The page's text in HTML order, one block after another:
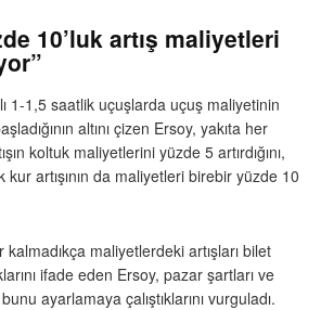
10’luk artış maliyetleri
1-1,5 saatlik uçuşlarda uçuş maliyetinin
altını çizen Ersoy, yakıta her
koltuk maliyetlerini yüzde 5 artırdığını,
kur artışının da maliyetleri birebir yüzde 10
maliyetlerdeki artışları bilet
ifade eden Ersoy, pazar şartları ve
ayarlamaya çalıştıklarını vurguladı.